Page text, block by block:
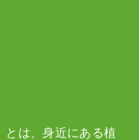
とは、身近にある植